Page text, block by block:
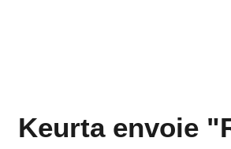
Keurta envoie